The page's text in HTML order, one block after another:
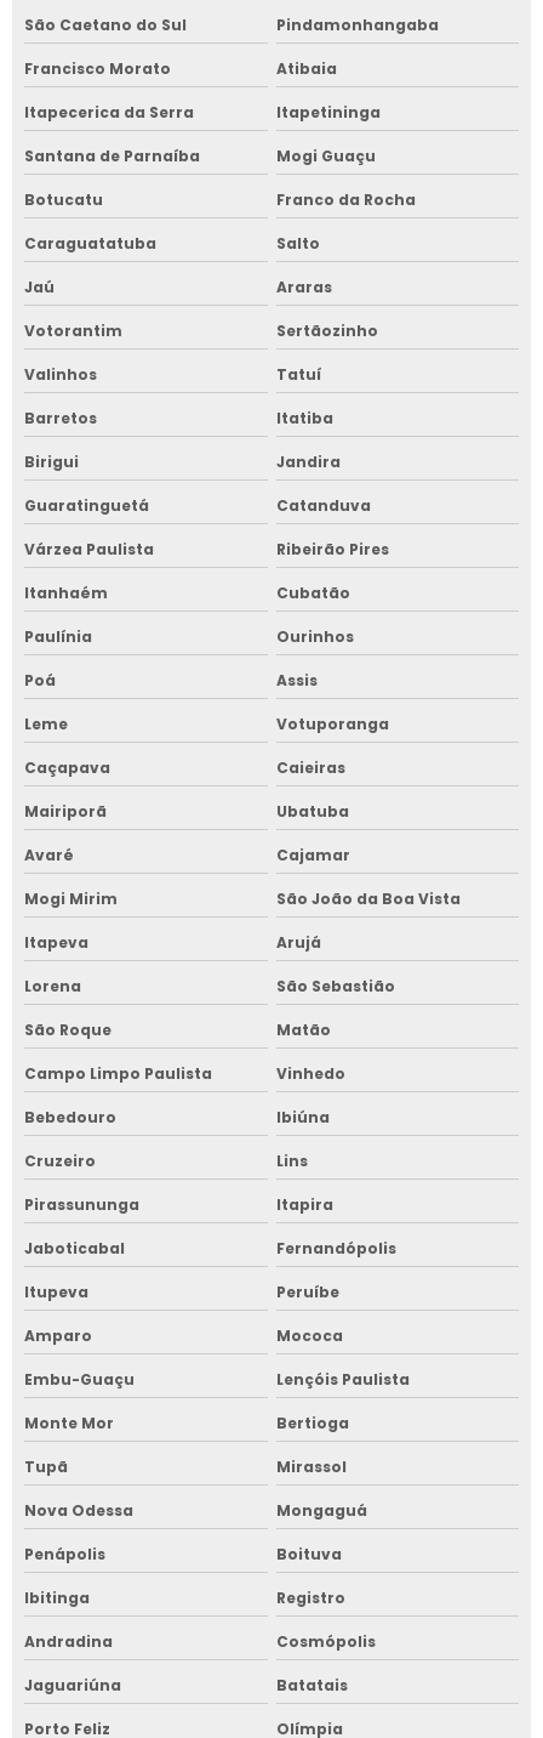
São Caetano do Sul Pindamonhangaba
Francisco Morato Atibaia
Itapecerica da Serra Itapetininga
Santana de Parnaíba Mogi Guaçu
Botucatu Franco da Rocha
Caraguatatuba Salto
Jaú Araras
Votorantim Sertãozinho
Valinhos Tatuí
Barretos Itatiba
Birigui Jandira
Guaratinguetá Catanduva
Várzea Paulista Ribeirão Pires
Itanhaém Cubatão
Paulínia Ourinhos
Poá Assis
Leme Votuporanga
Caçapava Caieiras
Mairiporã Ubatuba
Avaré Cajamar
Mogi Mirim São João da Boa Vista
Itapeva Arujá
Lorena São Sebastião
São Roque Matão
Campo Limpo Paulista Vinhedo
Bebedouro Ibiúna
Cruzeiro Lins
Pirassununga Itapira
Jaboticabal Fernandópolis
Itupeva Peruíbe
Amparo Mococa
Embu-Guaçu Lençóis Paulista
Monte Mor Bertioga
Tupã Mirassol
Nova Odessa Mongaguá
Penápolis Boituva
Ibitinga Registro
Andradina Cosmópolis
Jaguariúna Batatais
Porto Feliz Olímpia